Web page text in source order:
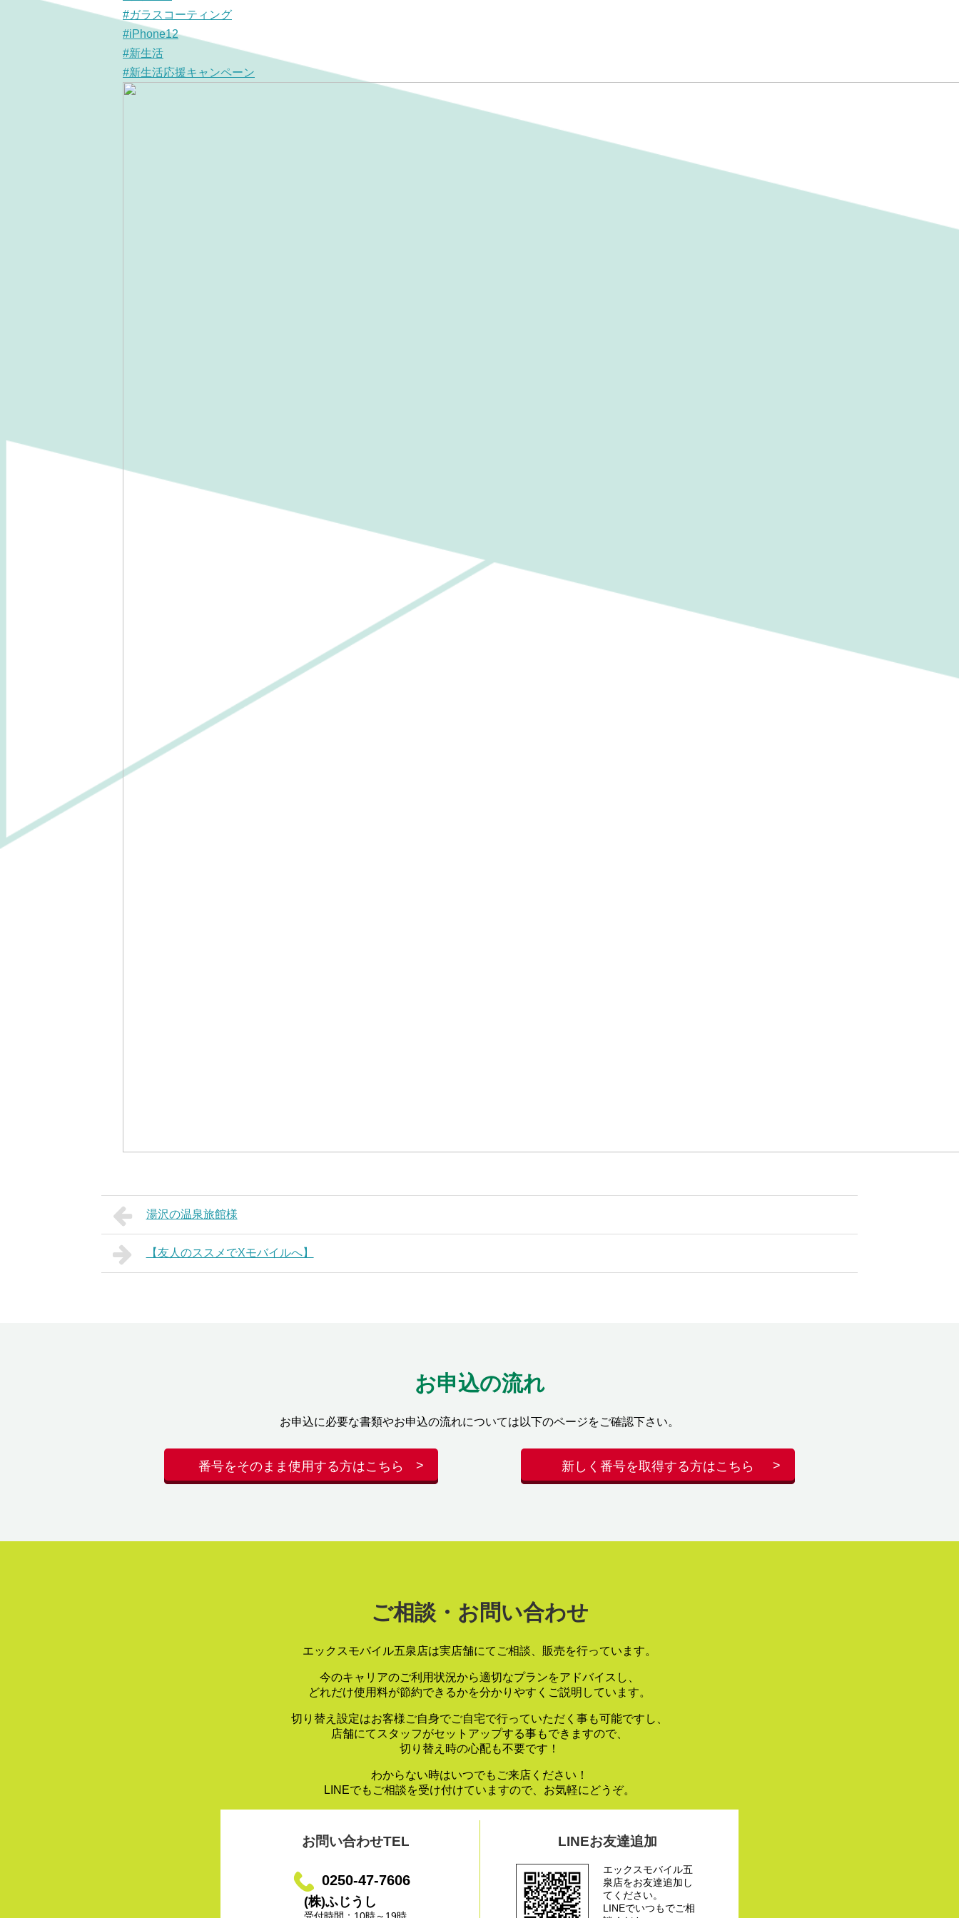
#ガラスコーティング
#iPhone12
#新生活
#新生活応援キャンペーン
湯沢の温泉旅館様
【友人のススメでXモバイルへ】
お申込の流れ
お申込に必要な書類やお申込の流れについては以下のページをご確認下さい。
番号をそのまま使用する方はこちら 新しく番号を取得する方はこちら
ご相談・お問い合わせ
エックスモバイル五泉店は実店舗にてご相談、販売を行っています。
今のキャリアのご利用状況から適切なプランをアドバイスし、
どれだけ使用料が節約できるかを分かりやすくご説明しています。
切り替え設定はお客様ご自身でご自宅で行っていただく事も可能ですし、
店舗にてスタッフがセットアップする事もできますので、
切り替え時の心配も不要です！
わからない時はいつでもご来店ください！
LINEでもご相談を受け付けていますので、お気軽にどうぞ。
お問い合わせTEL
0250-47-7606
(株)ふじうし
LINEお友達追加
エックスモバイル五
泉店をお友達追加し
てください。
LINEでいつもでご相